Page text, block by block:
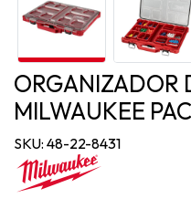
ORGANIZADOR
MILWAUKEE
SKU: 48-22-8431